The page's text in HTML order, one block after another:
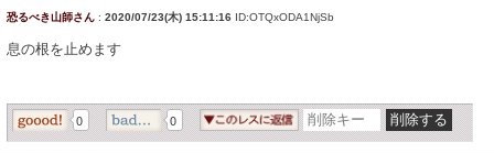
恐るべき山師さん : 2020/07/23(木) 15:11:16 ID:OTQxODA1NjSb
息の根を止めます
0 0